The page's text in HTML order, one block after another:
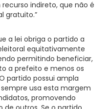
indireto, que não é
gratuito.”
a lei obriga o partido a
equitativamente
permitindo beneficiar,
a prefeito e menos os
partido possui ampla
usa esta margem
promovendo